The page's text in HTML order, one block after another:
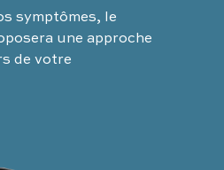
symptômes, le
une approche
de votre